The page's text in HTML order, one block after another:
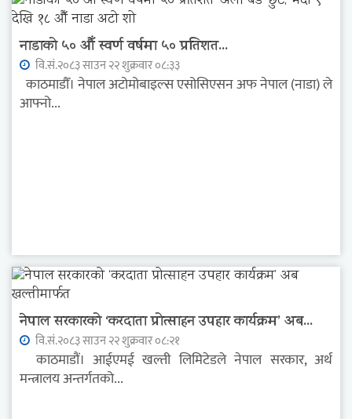
नाडाको ५० औँ स्वर्ण वर्षमा ५० प्रतिशत...
वि.सं.२०८३ साउन २२ शुक्रवार ०८:३३
काठमाडौँ। नेपाल अटोमोबाइल्स एसोसिएसन अफ नेपाल (नाडा) ले
आफ्नो...
नेपाल सरकारको ‘करदाता प्रोत्साहन उपहार कार्यक्रम’ अब...
वि.सं.२०८३ साउन २२ शुक्रवार ०८:२१
काठमाडौं। आईएमई खल्ती लिमिटेडले नेपाल सरकार, अर्थ
मन्त्रालय अन्तर्गतको...